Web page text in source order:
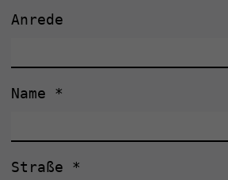
Anrede
Name *
Straße *